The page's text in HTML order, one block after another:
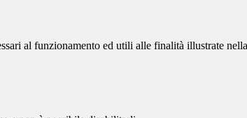
al funzionamento ed utili alle finalità illustrate nella